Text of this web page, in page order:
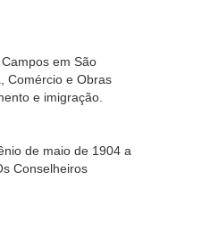
em São
Comércio e Obras
e imigração.
maio de 1904 a
Conselheiros